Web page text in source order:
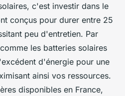
c'est investir dans le
conçus pour durer entre 25
peu d'entretien. Par
les batteries solaires
d'énergie pour une
ainsi vos ressources.
disponibles en France,